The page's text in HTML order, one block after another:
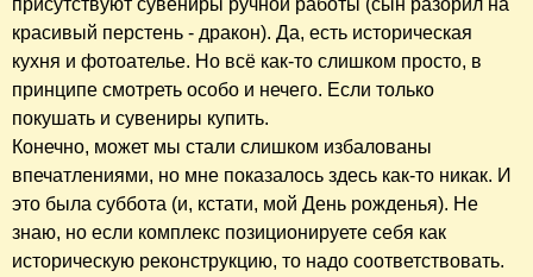
красивый перстень - дракон). Да, есть историческая
кухня и фотоателье. Но всё как-то слишком просто, в
принципе смотреть особо и нечего. Если только
покушать и сувениры купить.
Конечно, может мы стали слишком избалованы
впечатлениями, но мне показалось здесь как-то никак. И
это была суббота (и, кстати, мой День рожденья). Не
знаю, но если комплекс позиционируете себя как
историческую реконструкцию, то надо соответствовать.